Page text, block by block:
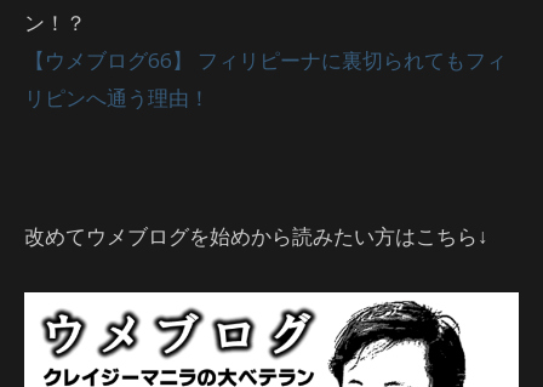
ン！？
【ウメブログ66】 フィリピーナに裏切られてもフィ
リピンへ通う理由！
改めてウメブログを始めから読みたい方はこちら↓